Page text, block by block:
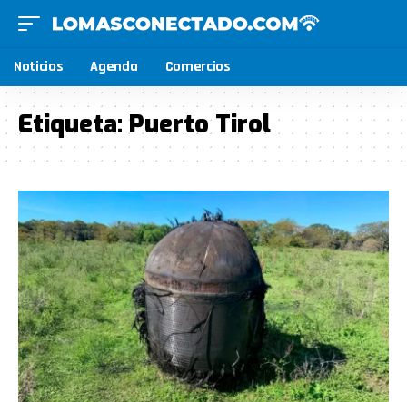
Noticias Agenda Comercios
Etiqueta:Puerto Tirol